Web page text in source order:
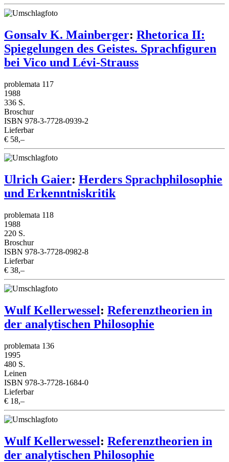
Gonsalv K. Mainberger: Rhetorica II:
Spiegelungen des Geistes. Sprachfiguren
bei Vico und Lévi-Strauss
problemata 117
1988
336 S.
Broschur
ISBN 978-3-7728-0939-2
Lieferbar
€ 58,–
Ulrich Gaier: Herders Sprachphilosophie
und Erkenntniskritik
problemata 118
1988
220 S.
Broschur
ISBN 978-3-7728-0982-8
Lieferbar
€ 38,–
Wulf Kellerwessel: Referenztheorien in
der analytischen Philosophie
problemata 136
1995
480 S.
Leinen
ISBN 978-3-7728-1684-0
Lieferbar
€ 18,–
Wulf Kellerwessel: Referenztheorien in
der analytischen Philosophie